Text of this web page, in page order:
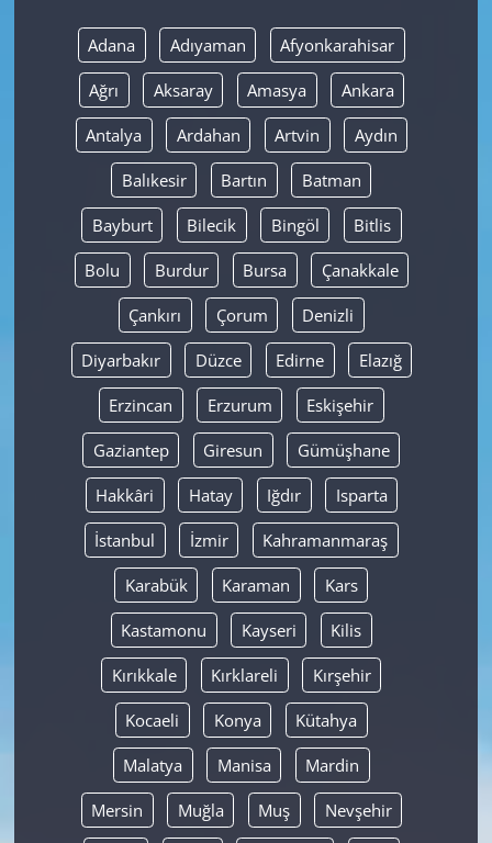
Adana Adıyaman Afyonkarahisar
Ağrı Aksaray Amasya Ankara
Antalya Ardahan Artvin Aydın
Balıkesir Bartın Batman
Bayburt Bilecik Bingöl Bitlis
Bolu Burdur Bursa Çanakkale
Çankırı Çorum Denizli
Diyarbakır Düzce Edirne Elazığ
Erzincan Erzurum Eskişehir
Gaziantep Giresun Gümüşhane
Hakkâri Hatay Iğdır Isparta
İstanbul İzmir Kahramanmaraş
Karabük Karaman Kars
Kastamonu Kayseri Kilis
Kırıkkale Kırklareli Kırşehir
Kocaeli Konya Kütahya
Malatya Manisa Mardin
Mersin Muğla Muş Nevşehir